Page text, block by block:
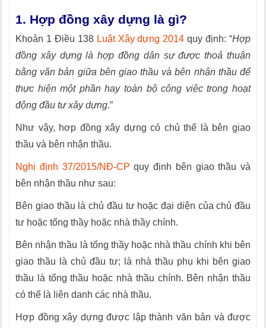
1. Hợp đồng xây dựng là gì?
Khoản 1 Điều 138 Luật Xây dựng 2014 quy định: “Hợp
đồng xây dựng là hợp đồng dân sự được thoả thuận
bằng văn bản giữa bên giao thầu và bên nhận thầu để
thực hiện một phần hay toàn bộ công việc trong hoạt
động đầu tư xây dựng.”
Như vậy, hơp đồng xây dựng có chủ thể là bên giao
thầu và bên nhận thầu.
Nghị định 37/2015/NĐ-CP quy định bên giao thầu và
bên nhận thầu như sau:
Bên giao thầu là chủ đầu tư hoặc đại diện của chủ đầu
tư hoặc tổng thầy hoặc nhà thầy chính.
Bên nhận thầu là tổng thầy hoặc nhà thầu chính khi bên
giao thầu là chủ đầu tư; là nhà thầu phụ khi bên giao
thầu là tổng thầu hoặc nhà thầu chính. Bên nhận thầu
có thể là liên danh các nhà thầu.
Hợp đồng xây dựng được lập thành văn bản và được